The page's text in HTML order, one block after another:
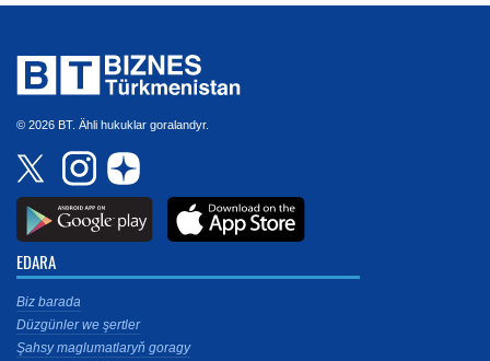
© 2026 BT. Ähli hukuklar goralandyr.
EDARA
Biz barada
Düzgünler we şertler
Şahsy maglumatlaryň goragy